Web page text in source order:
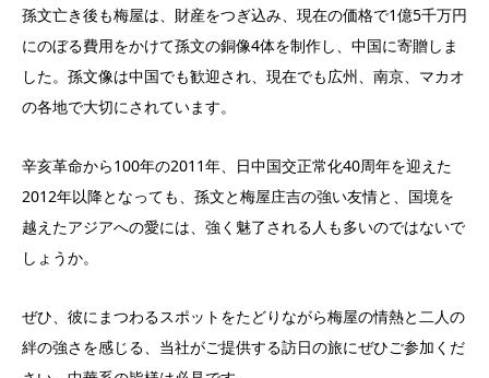
孫文亡き後も梅屋は、財産をつぎ込み、現在の価格で1億5千万円
にのぼる費用をかけて孫文の銅像4体を制作し、中国に寄贈しま
した。孫文像は中国でも歓迎され、現在でも広州、南京、マカオ
の各地で大切にされています。
辛亥革命から100年の2011年、日中国交正常化40周年を迎えた
2012年以降となっても、孫文と梅屋庄吉の強い友情と、国境を
越えたアジアへの愛には、強く魅了される人も多いのではないで
しょうか。
ぜひ、彼にまつわるスポットをたどりながら梅屋の情熱と二人の
絆の強さを感じる、当社がご提供する訪日の旅にぜひご参加くだ